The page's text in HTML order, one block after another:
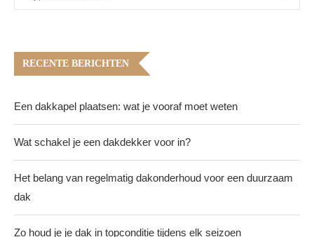
RECENTE BERICHTEN
Een dakkapel plaatsen: wat je vooraf moet weten
Wat schakel je een dakdekker voor in?
Het belang van regelmatig dakonderhoud voor een duurzaam
dak
Zo houd je je dak in topconditie tijdens elk seizoen